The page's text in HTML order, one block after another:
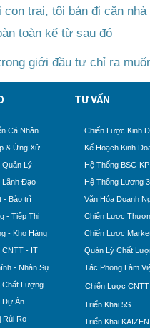
trai, tôi bán đi căn
toàn kể từ sau đó
giới đầu tư chỉ ra
Cá Nhân
& Ứng Xử
Quản Lý
Lãnh Đạo
- Bảo trì
- Tiếp Thị
- Kho Hàng
CNTT - IT
- Nhân Sự
Chất Lượng
Dự Án
Rủi Ro
TƯ VẤN
Chiến Lược Kinh
Kế Hoạch Kinh
Hệ Thống BSC-
Hệ Thống Lương
Văn Hóa Doanh
Chiến Lược
Chiến Lược
Quản Lý Chất
Tác Phong Làm
Chiến Lược CNTT
Triển Khai 5S
Triển Khai KAIZEN